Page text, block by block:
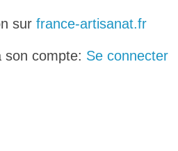
sur france-artisanat.fr
son compte: Se connecter